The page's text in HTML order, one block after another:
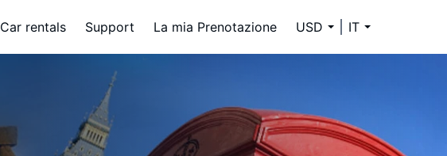
Car rentals Support La mia Prenotazione USD IT